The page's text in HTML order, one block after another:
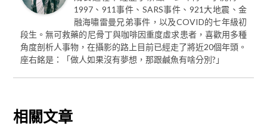
1997、911事件、SARS事件、921大地震、金
融海嘯雷曼兄弟事件，以及COVID的七年級初
段生。無可救藥的尼骨丁與咖啡因重度虛求患者，喜歡用多種
角度剖析人事物，在攝影的路上目前已經走了將近20個年頭。
座右銘是：「做人如果沒有夢想，那跟鹹魚有啥分別?」
相關文章